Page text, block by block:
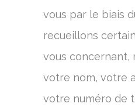
vous par le biais
recueillons
vous concernant,
votre nom, votre
votre numéro de